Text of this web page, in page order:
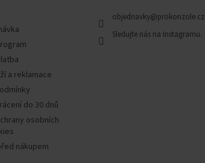
a reklamace
do 30 dnů
osobních
nákupem
objednavky@prokonzole.cz